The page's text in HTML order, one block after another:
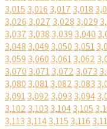
3,015 3,016 3,017 3,018
3,026 3,027 3,028 3,029
3,037 3,038 3,039 3,040
3,048 3,049 3,050 3,051
3,059 3,060 3,0613,062
3,070 3,0713,072 3,073
3,080 3,0813,082 3,083
3,0913,092 3,093 3,094
3,102 3,103 3,1043,105
3,113 3,1143,115 3,116